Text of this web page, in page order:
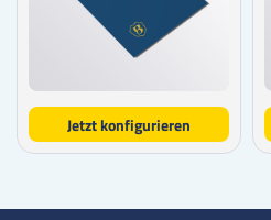
Jetzt konfigurieren